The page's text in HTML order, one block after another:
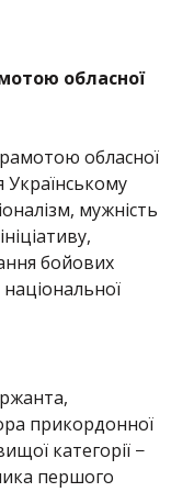
обласної
обласної
Українському
мужність
бойових
прикордонної
категорії −
першого